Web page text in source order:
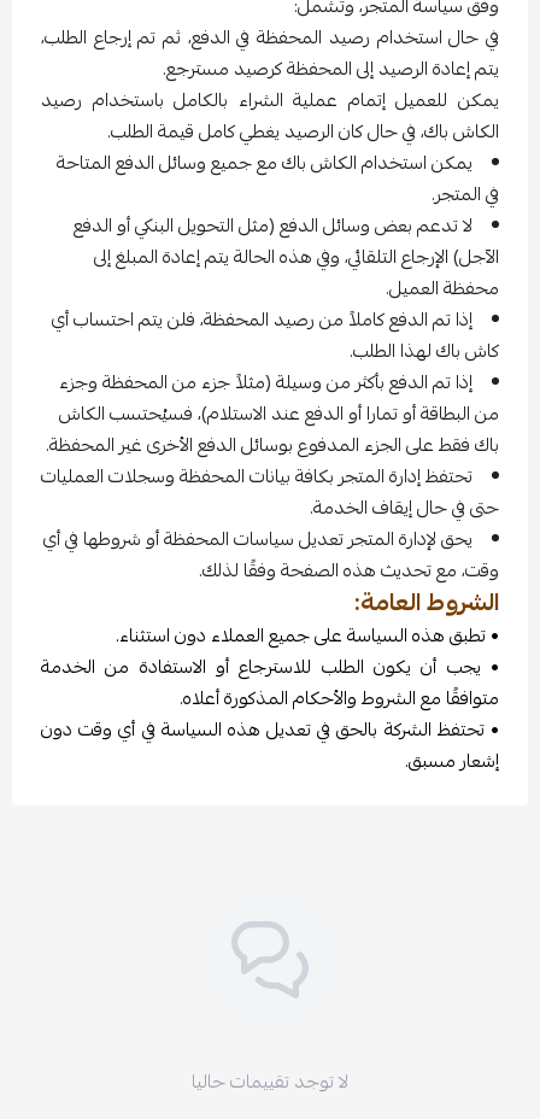
في حال استخدام رصيد المحفظة في الدفع، ثم تم إرجاع الطلب،
يتم إعادة الرصيد إلى المحفظة كرصيد مسترجع.
يمكن للعميل إتمام عملية الشراء بالكامل باستخدام رصيد
الكاش باك، في حال كان الرصيد يغطي كامل قيمة الطلب.
يمكن استخدام الكاش باك مع جميع وسائل الدفع المتاحة
في المتجر.
لا تدعم بعض وسائل الدفع (مثل التحويل البنكي أو الدفع
الآجل) الإرجاع التلقائي، وفي هذه الحالة يتم إعادة المبلغ إلى
محفظة العميل.
إذا تم الدفع كاملاً من رصيد المحفظة، فلن يتم احتساب أي
كاش باك لهذا الطلب.
إذا تم الدفع بأكثر من وسيلة (مثلاً جزء من المحفظة وجزء
من البطاقة أو تمارا أو الدفع عند الاستلام)، فسيُحتسب الكاش
باك فقط على الجزء المدفوع بوسائل الدفع الأخرى غير المحفظة.
تحتفظ إدارة المتجر بكافة بيانات المحفظة وسجلات العمليات
حتى في حال إيقاف الخدمة.
يحق لإدارة المتجر تعديل سياسات المحفظة أو شروطها في أي
وقت، مع تحديث هذه الصفحة وفقًا لذلك.
الشروط العامة:
• تطبق هذه السياسة على جميع العملاء دون استثناء.
• يجب أن يكون الطلب للاسترجاع أو الاستفادة من الخدمة
متوافقًا مع الشروط والأحكام المذكورة أعلاه.
• تحتفظ الشركة بالحق في تعديل هذه السياسة في أي وقت دون
إشعار مسبق.
لا توجد تقييمات حاليا